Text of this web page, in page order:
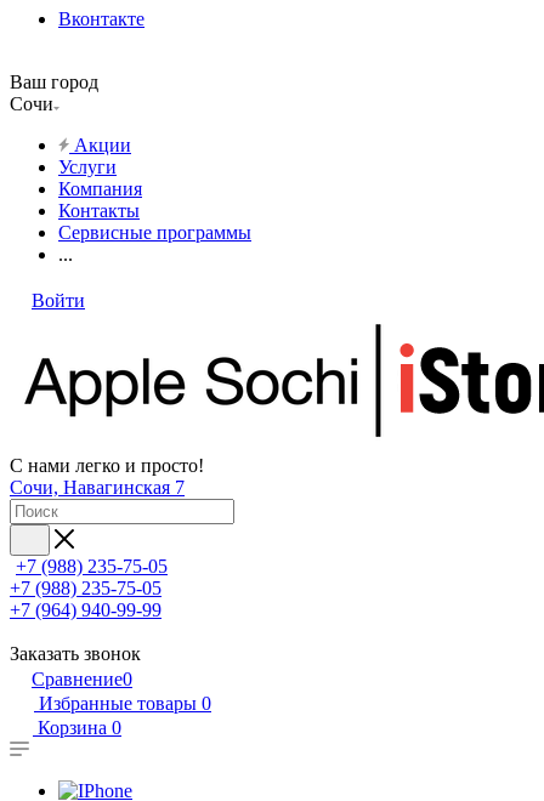
Вконтакте
Ваш город
Сочи
Акции
Услуги
Компания
Контакты
Сервисные программы
...
Войти
С нами легко и просто!
Сочи, Навагинская 7
+7 (988) 235-75-05
+7 (988) 235-75-05
+7 (964) 940-99-99
Заказать звонок
Сравнение0
Избранные товары 0
Корзина 0